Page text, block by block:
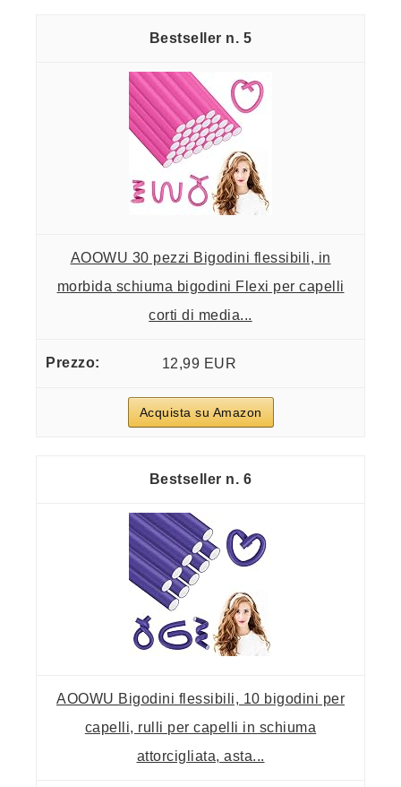
5
AOOWU 30 pezzi Bigodini flessibili, in
morbida schiuma bigodini Flexi per capelli
corti di media...
12,99 EUR
Acquista su Amazon
6
AOOWU Bigodini flessibili, 10 bigodini per
capelli, rulli per capelli in schiuma
attorcigliata, asta...